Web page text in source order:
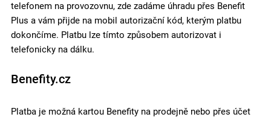
telefonem na provozovnu, zde zadáme úhradu přes Benefit
Plus a vám přijde na mobil autorizační kód, kterým platbu
dokončíme. Platbu lze tímto způsobem autorizovat i
telefonicky na dálku.
Benefity.cz
Platba je možná kartou Benefity na prodejně nebo přes účet